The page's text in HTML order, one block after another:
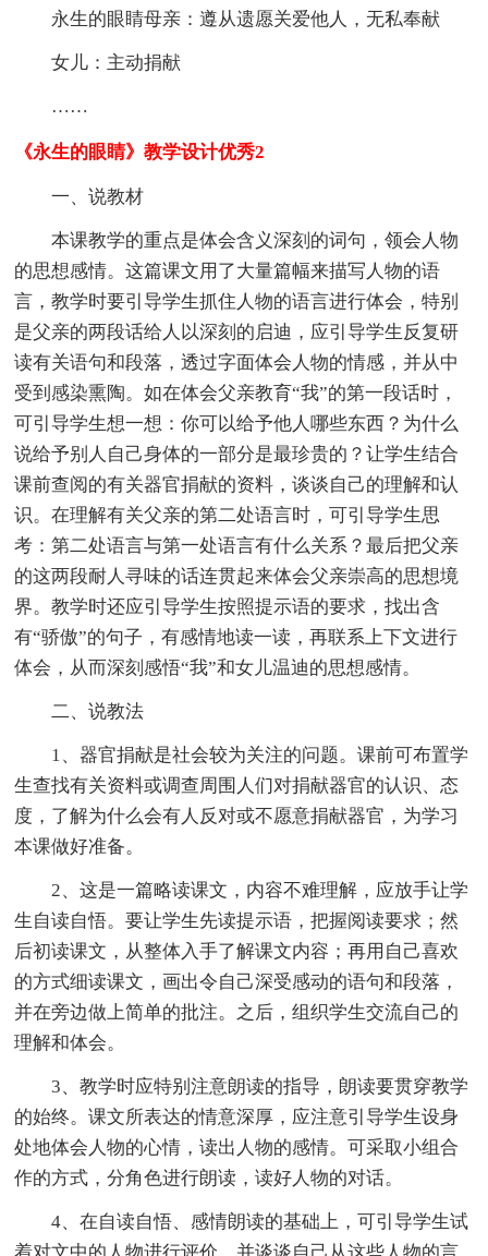
永生的眼睛母亲：遵从遗愿关爱他人，无私奉献
女儿：主动捐献
……
《永生的眼睛》教学设计优秀2
一、说教材
本课教学的重点是体会含义深刻的词句，领会人物
的思想感情。这篇课文用了大量篇幅来描写人物的语
言，教学时要引导学生抓住人物的语言进行体会，特别
是父亲的两段话给人以深刻的启迪，应引导学生反复研
读有关语句和段落，透过字面体会人物的情感，并从中
受到感染熏陶。如在体会父亲教育“我”的第一段话时，
可引导学生想一想：你可以给予他人哪些东西？为什么
说给予别人自己身体的一部分是最珍贵的？让学生结合
课前查阅的有关器官捐献的资料，谈谈自己的理解和认
识。在理解有关父亲的第二处语言时，可引导学生思
考：第二处语言与第一处语言有什么关系？最后把父亲
的这两段耐人寻味的话连贯起来体会父亲崇高的思想境
界。教学时还应引导学生按照提示语的要求，找出含
有“骄傲”的句子，有感情地读一读，再联系上下文进行
体会，从而深刻感悟“我”和女儿温迪的思想感情。
二、说教法
1、器官捐献是社会较为关注的问题。课前可布置学
生查找有关资料或调查周围人们对捐献器官的认识、态
度，了解为什么会有人反对或不愿意捐献器官，为学习
本课做好准备。
2、这是一篇略读课文，内容不难理解，应放手让学
生自读自悟。要让学生先读提示语，把握阅读要求；然
后初读课文，从整体入手了解课文内容；再用自己喜欢
的方式细读课文，画出令自己深受感动的语句和段落，
并在旁边做上简单的批注。之后，组织学生交流自己的
理解和体会。
3、教学时应特别注意朗读的指导，朗读要贯穿教学
的始终。课文所表达的情意深厚，应注意引导学生设身
处地体会人物的心情，读出人物的感情。可采取小组合
作的方式，分角色进行朗读，读好人物的对话。
4、在自读自悟、感情朗读的基础上，可引导学生试